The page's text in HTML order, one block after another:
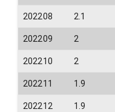
202208 2.1
202209 2
202210 2
202211 1.9
202212 1.9